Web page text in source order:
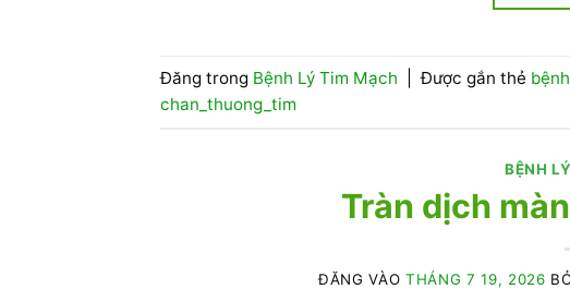
Đăng trong Bệnh Lý Tim Mạch Được gắn thẻ
chan_thuong_tim
BỆNH
Tràn dịch
ĐĂNG VÀO THÁNG 7 19, 2026